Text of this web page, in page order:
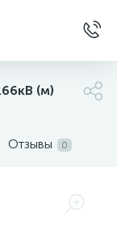
(м)
Отзывы 0